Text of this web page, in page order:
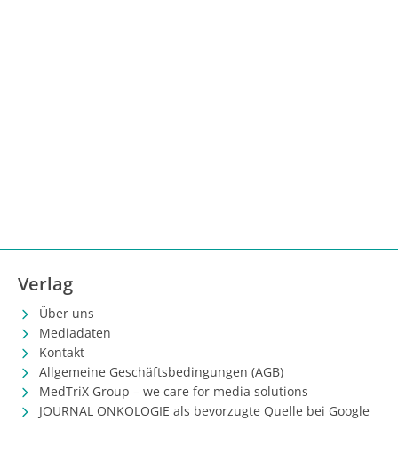
Verlag
Über uns
Mediadaten
Kontakt
Allgemeine Geschäftsbedingungen (AGB)
MedTriX Group – we care for media solutions
JOURNAL ONKOLOGIE als bevorzugte Quelle bei Google